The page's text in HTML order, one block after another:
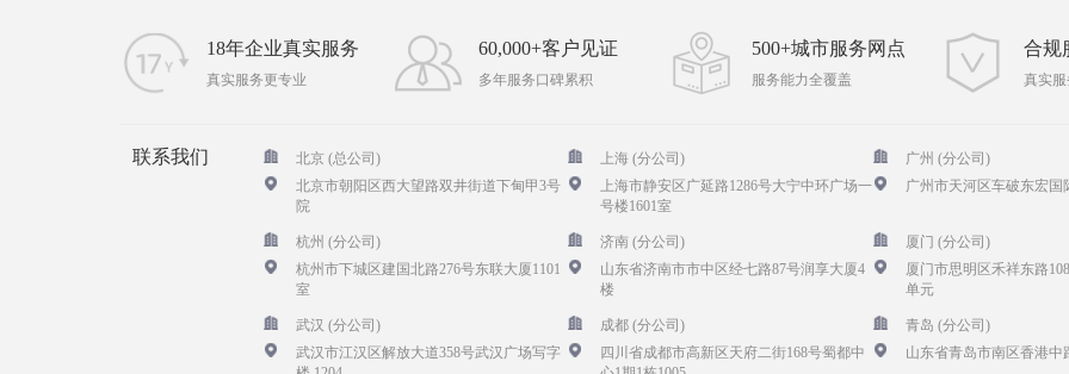
18年企业真实服务
真实服务更专业
60,000+客户见证
多年服务口碑累积
500+城市服务网点
服务能力全覆盖
合规
真实
联系我们
北京 (总公司)
北京市朝阳区西大望路双井街道下甸甲3号
院
上海 (分公司)
上海市静安区广延路1286号大宁中环广场一
号楼1601室
广州 (分公司)
广州市天河区车破东宏国
杭州 (分公司)
杭州市下城区建国北路276号东联大厦1101
室
济南 (分公司)
山东省济南市市中区经七路87号润享大厦4
楼
厦门 (分公司)
厦门市思明区禾祥东路
单元
武汉 (分公司)
武汉市江汉区解放大道358号武汉广场写字
成都 (分公司)
四川省成都市高新区天府二街168号蜀都中
青岛 (分公司)
山东省青岛市南区香港中